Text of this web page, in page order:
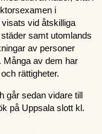
i
vid åtskilliga
samt utomlands
av personer
Många av dem har
rättigheter.
går sedan vidare till
på Uppsala slott kl.